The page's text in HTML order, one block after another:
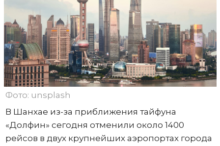
Фото: unsplash
В Шанхае из-за приближения тайфуна
«Долфин» сегодня отменили около 1400
рейсов в двух крупнейших аэропортах города